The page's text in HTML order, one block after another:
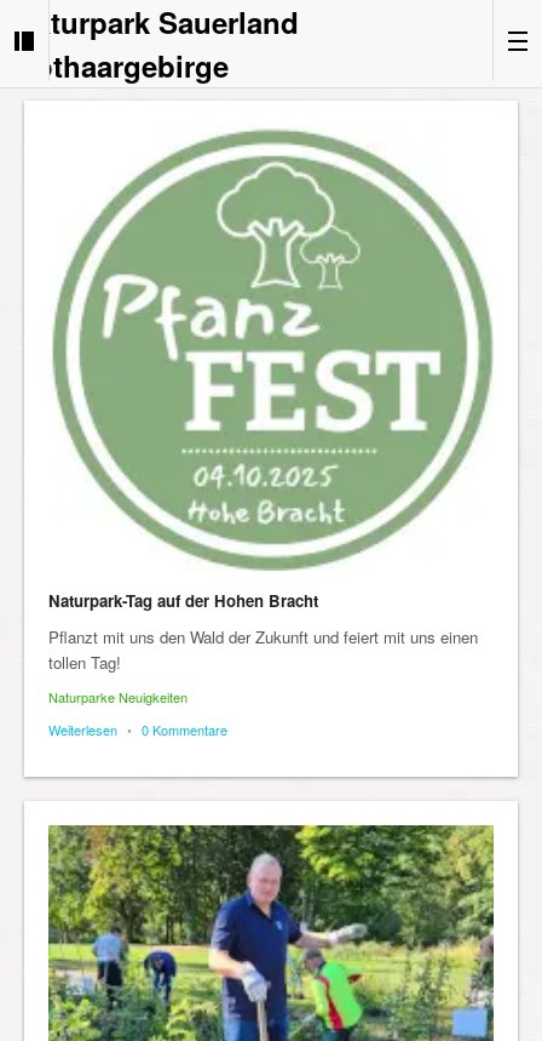
Naturpark Sauerland
Rothaargebirge
Naturpark-Tag auf der Hohen Bracht
Pflanzt mit uns den Wald der Zukunft und feiert mit uns einen
tollen Tag!
Naturparke Neuigkeiten
Weiterlesen • 0 Kommentare